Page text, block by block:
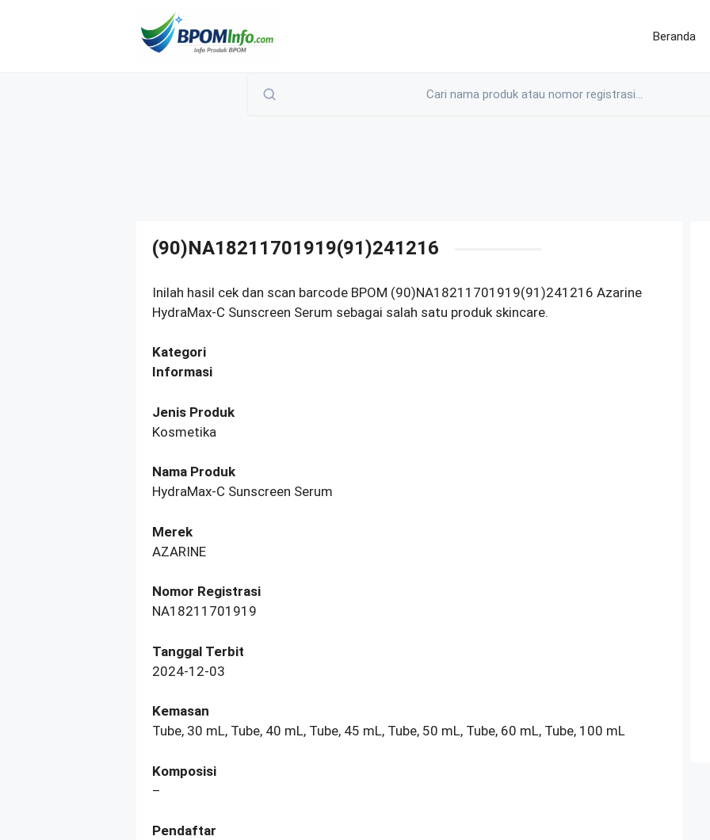
Beranda
(90)NA18211701919(91)241216
Inilah hasil cek dan scan barcode BPOM (90)NA18211701919(91)241216 Azarine
HydraMax-C Sunscreen Serum sebagai salah satu produk skincare.
Kategori
Informasi
Jenis Produk
Kosmetika
Nama Produk
HydraMax-C Sunscreen Serum
Merek
AZARINE
Nomor Registrasi
NA18211701919
Tanggal Terbit
2024-12-03
Kemasan
Tube, 30 mL, Tube, 40 mL, Tube, 45 mL, Tube, 50 mL, Tube, 60 mL, Tube, 100 mL
Komposisi
–
Pendaftar